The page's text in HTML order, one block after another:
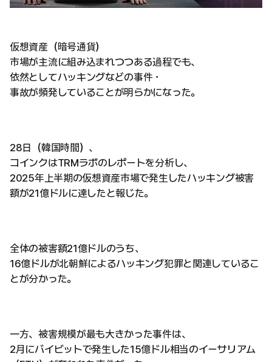
仮想資産（暗号通貨）
市場が主流に組み込まれつつある過程でも、
依然としてハッキングなどの事件・
事故が頻発していることが明らかになった。
28日（韓国時間）、
コインクはTRMラボのレポートを分析し、
2025年上半期の仮想資産市場で発生したハッキング被害
額が21億ドルに達したと報じた。
全体の被害額21億ドルのうち、
16億ドルが北朝鮮によるハッキング犯罪と関連しているこ
とが分かった。
一方、被害規模が最も大きかった事件は、
2月にバイビットで発生した15億ドル相当のイーサリアム